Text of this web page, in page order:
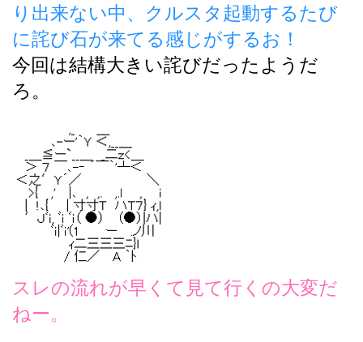
り出来ない中、クルスタ起動するたび
に詫び石が来てる感じがするお！
今回は結構大きい詫びだったようだ
ろ。
スレの流れが早くて見て行くの大変だ
ねー。